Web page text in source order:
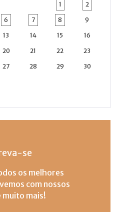
1 2
6 7 8 9
13 14 15 16
20 21 22 23
27 28 29 30
se
os melhores
com nossos
muito mais!